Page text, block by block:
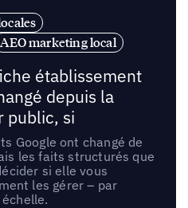
AEO marketing local
établissement
depuis la
public, si
Google ont changé de
les faits structurés que
si elle vous
les gérer – par